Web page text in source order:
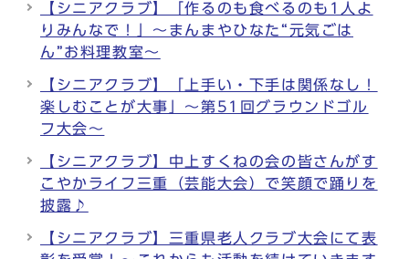
【シニアクラブ】「作るのも食べるのも1人よ
りみんなで！」～まんまやひなた“元気ごは
ん”お料理教室～
【シニアクラブ】「上手い・下手は関係なし！
楽しむことが大事」～第51回グラウンドゴル
フ大会～
【シニアクラブ】中上すくねの会の皆さんがす
こやかライフ三重（芸能大会）で笑顔で踊りを
披露♪
【シニアクラブ】三重県老人クラブ大会にて表